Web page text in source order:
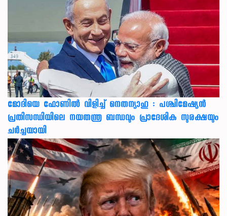
മോദിയെ ഫോണിൽ വിളിച്ച് നെതന്യാഹു : പശ്ചിമേഷ്യൻ
പ്രതിസന്ധിയിലെ നയതന്ത്ര ബന്ധവും പ്രാദേശിക സുരക്ഷയും
ചർച്ചയായി